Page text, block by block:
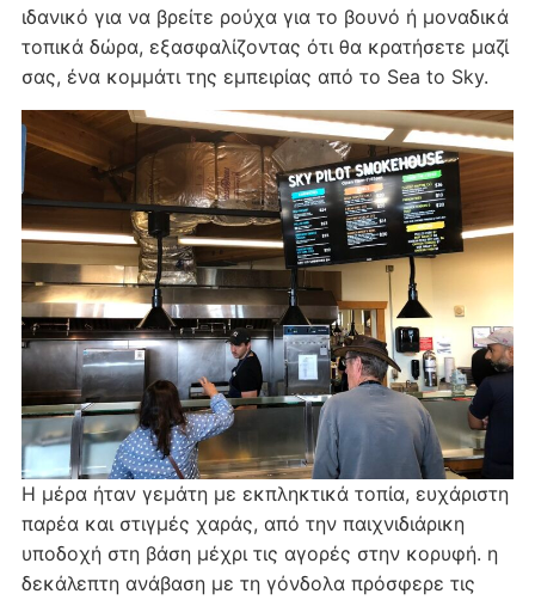
ιδανικό για να βρείτε ρούχα για το βουνό ή μοναδικά
τοπικά δώρα, εξασφαλίζοντας ότι θα κρατήσετε μαζί
σας, ένα κομμάτι της εμπειρίας από το Sea to Sky.
Η μέρα ήταν γεμάτη με εκπληκτικά τοπία, ευχάριστη
παρέα και στιγμές χαράς, από την παιχνιδιάρικη
υποδοχή στη βάση μέχρι τις αγορές στην κορυφή. η
δεκάλεπτη ανάβαση με τη γόνδολα πρόσφερε τις